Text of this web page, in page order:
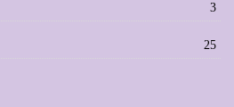
3
25